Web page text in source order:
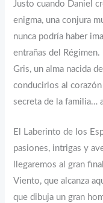
Justo cuando Daniel
enigma, una conjura
nunca podría haber
entrañas del
Gris, un alma nacida
conducirlos al
secreta de la familia…
El Laberinto de los
pasiones, intrigas y
llegaremos al gran
Viento, que alcanza
que dibuja un gran